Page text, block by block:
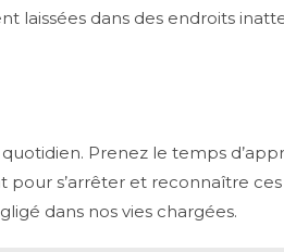
laissées dans des endroits
Prenez le temps
s’arrêter et reconnaître
dans nos vies chargées.